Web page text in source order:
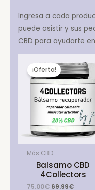
Ingresa a cada
puede asistir y sus
CBD para ayudarte
¡Oferta!
Más CBD
Balsamo CBD
4Collectors
75.00€ Original
69.99€